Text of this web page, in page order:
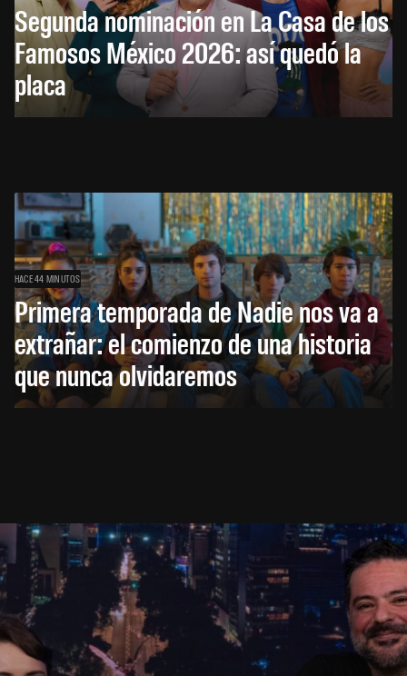
Segunda nominación en La Casa de los
Famosos México 2026: así quedó la
placa
HACE 44 MINUTOS
Primera temporada de Nadie nos va a
extrañar: el comienzo de una historia
que nunca olvidaremos